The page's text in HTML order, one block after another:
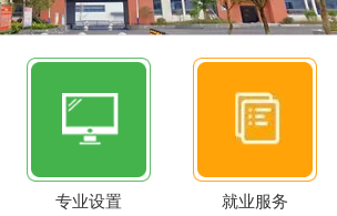
专业设置 就业服务